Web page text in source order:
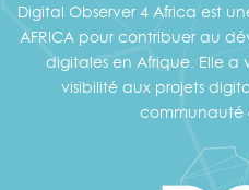
Digital Observer 4 Africa est
AFRICA pour contribuer au
digitales en Afrique. Elle
visibilité aux projets
communauté